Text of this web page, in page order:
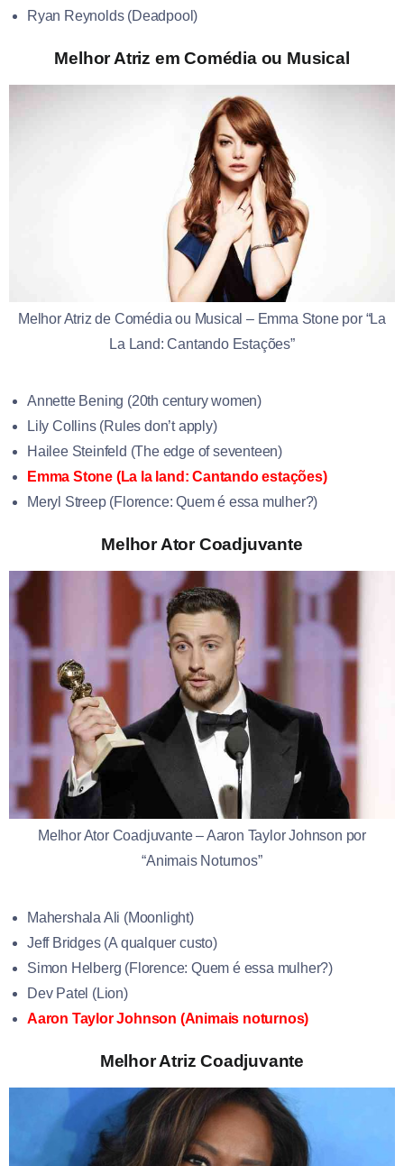
Ryan Reynolds (Deadpool)
Melhor Atriz em Comédia ou Musical
Melhor Atriz de Comédia ou Musical – Emma Stone por “La
La Land: Cantando Estações”
Annette Bening (20th century women)
Lily Collins (Rules don’t apply)
Hailee Steinfeld (The edge of seventeen)
Emma Stone (La la land: Cantando estações)
Meryl Streep (Florence: Quem é essa mulher?)
Melhor Ator Coadjuvante
Melhor Ator Coadjuvante – Aaron Taylor Johnson por
“Animais Noturnos”
Mahershala Ali (Moonlight)
Jeff Bridges (A qualquer custo)
Simon Helberg (Florence: Quem é essa mulher?)
Dev Patel (Lion)
Aaron Taylor Johnson (Animais noturnos)
Melhor Atriz Coadjuvante